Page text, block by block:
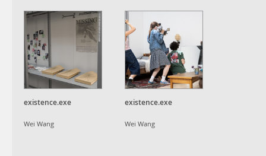
existence.exe
Wei Wang
existence.exe
Wei Wang